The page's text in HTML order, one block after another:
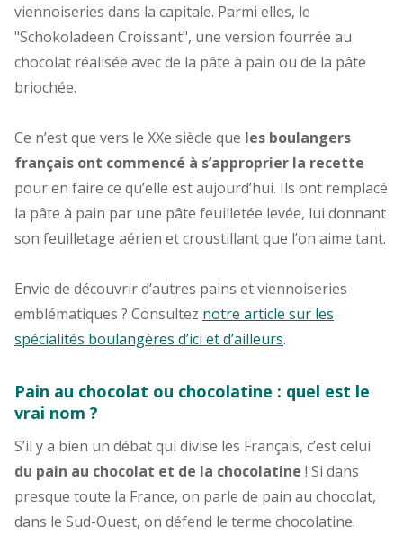
viennoiseries dans la capitale. Parmi elles, le
"Schokoladeen Croissant", une version fourrée au
chocolat réalisée avec de la pâte à pain ou de la pâte
briochée.
Ce n’est que vers le XXe siècle que les boulangers
français ont commencé à s’approprier la recette
pour en faire ce qu’elle est aujourd’hui. Ils ont remplacé
la pâte à pain par une pâte feuilletée levée, lui donnant
son feuilletage aérien et croustillant que l’on aime tant.
Envie de découvrir d’autres pains et viennoiseries
emblématiques ? Consultez notre article sur les
spécialités boulangères d’ici et d’ailleurs.
Pain au chocolat ou chocolatine : quel est le
vrai nom ?
S’il y a bien un débat qui divise les Français, c’est celui
du pain au chocolat et de la chocolatine ! Si dans
presque toute la France, on parle de pain au chocolat,
dans le Sud-Ouest, on défend le terme chocolatine.